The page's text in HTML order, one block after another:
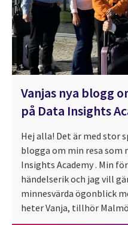
Vanjas nya blogg
på Data Insights
Hej alla! Det är med stor
blogga om min resa som
Insights Academy . Min
händelserik och jag vill
minnesvärda ögonblick
heter Vanja, tillhör